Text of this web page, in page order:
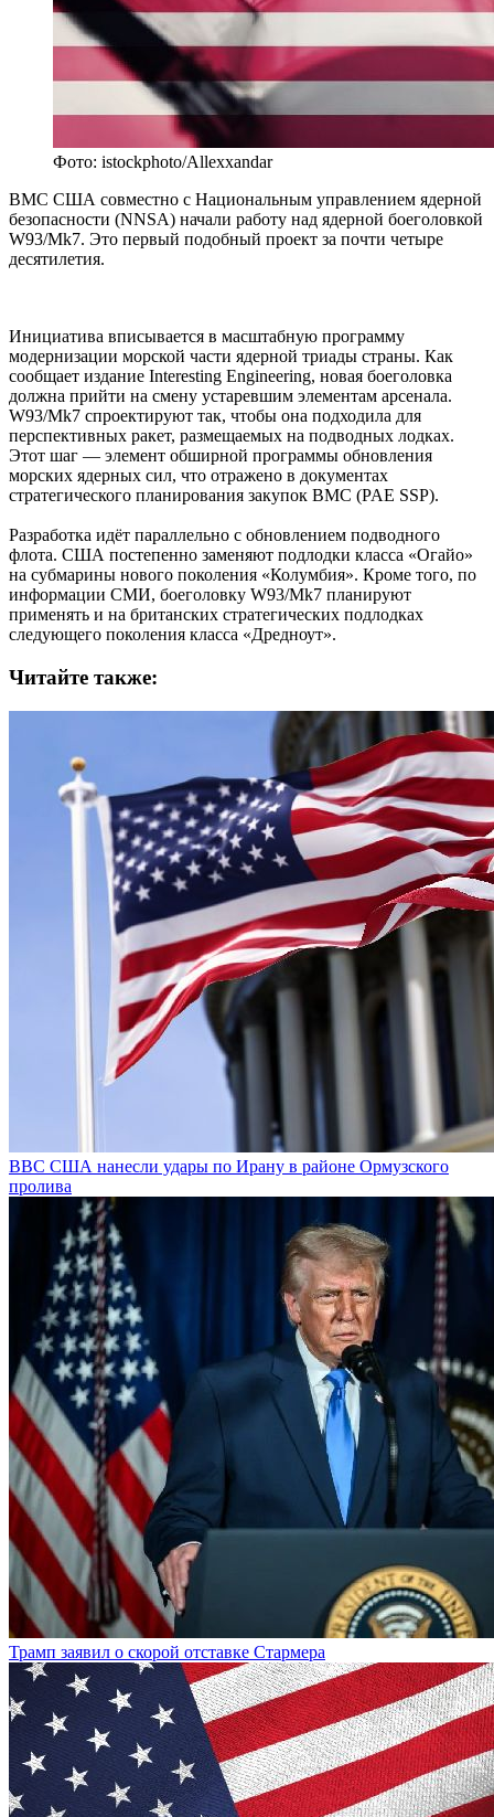
Фото: istockphoto/Allexxandar
ВМС США совместно с Национальным управлением ядерной
безопасности (NNSA) начали работу над ядерной боеголовкой
W93/Mk7. Это первый подобный проект за почти четыре
десятилетия.
Инициатива вписывается в масштабную программу
модернизации морской части ядерной триады страны. Как
сообщает издание Interesting Engineering, новая боеголовка
должна прийти на смену устаревшим элементам арсенала.
W93/Mk7 спроектируют так, чтобы она подходила для
перспективных ракет, размещаемых на подводных лодках.
Этот шаг — элемент обширной программы обновления
морских ядерных сил, что отражено в документах
стратегического планирования закупок ВМС (PAE SSP).
Разработка идёт параллельно с обновлением подводного
флота. США постепенно заменяют подлодки класса «Огайо»
на субмарины нового поколения «Колумбия». Кроме того, по
информации СМИ, боеголовку W93/Mk7 планируют
применять и на британских стратегических подлодках
следующего поколения класса «Дредноут».
Читайте также:
ВВС США нанесли удары по Ирану в районе Ормузского
пролива
Трамп заявил о скорой отставке Стармера